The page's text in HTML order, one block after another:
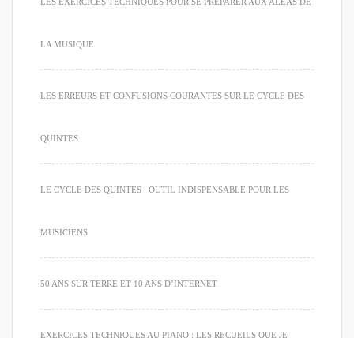
LA MUSIQUE
LES ERREURS ET CONFUSIONS COURANTES SUR LE CYCLE DES
QUINTES
LE CYCLE DES QUINTES : OUTIL INDISPENSABLE POUR LES
MUSICIENS
50 ANS SUR TERRE ET 10 ANS D’INTERNET
EXERCICES TECHNIQUES AU PIANO : LES RECUEILS QUE JE